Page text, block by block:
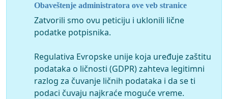
Obaveštenje administratora ove veb stranice
Zatvorili smo ovu peticiju i uklonili lične
podatke potpisnika.
Regulativa Evropske unije koja uređuje zaštitu
podataka o ličnosti (GDPR) zahteva legitimni
razlog za čuvanje ličnih podataka i da se ti
podaci čuvaju najkraće moguće vreme.